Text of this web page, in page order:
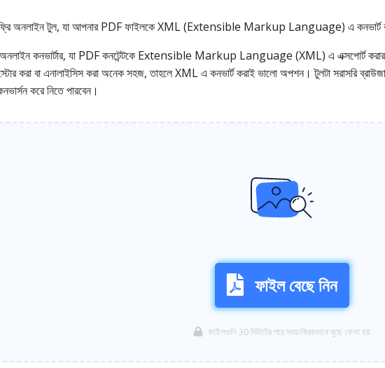
অনলাইন টুল, যা আপনার PDF ফাইলকে XML (Extensible Markup Language) এ কনভার্ট করে,
কনভার্টার, যা PDF কনটেন্টকে Extensible Markup Language (XML) এ এক্সপোর্ট করার
স্টোর করা বা এনালাইসিস করা অনেক সহজ, তাহলে XML এ কনভার্ট করাই ভালো অপশন। টুলটা সরাসরি
করে নিতে পারবেন।
ফাইল বেছে নিন
ফাইলগুলি 30 মিনিটের পরে স্বয়ংক্রিয়ভাবে মুছে ফেলা হয়